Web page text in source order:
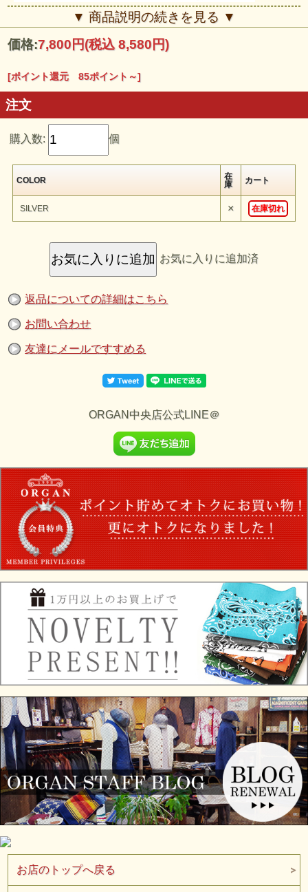
■■■ INDIAN JEWELRY ■■■
1800年代半ば、スペイン人はインディアンに金属 製の 道具を与えメ
キシコ人の銀職人は『ナバホ族』に銀細工の技法を伝授しました。そ
の後『ズニ族』『ホピ族』その他の種族へと 伝えれたとされていま
す。その中で種族により色々な技法でアクセサリーが作られる様にな
アメリカ南西部（サウスウエスト）のアリゾナ州やニューメキシコ州
に保有地を持ち、19の部族に分かれて生活しているプエブロによっ
Valencia』の ご紹介で す。
ネイティブアメリカンには友好の印に羽根を贈るという風習があった
ことから、フェザーモチーフには友情や平和という意味が込められて
イーグルフェザーは羽根を羽ばたかせて飛び立つ様から飛躍を意味す
るともいわれており、インディアンにとって、太陽にもっとも近い場
所にいる者であり、自 分たちと神を結ぶメッセンジャーであると考
えてられています。
ッキと違い、長期間使用してもメッキのように剥げる心配が殆どあり
Sterling Silver （※スターリングシルバー ＝ 銀の含有率が92.5パー
セント以上である純銀を表します）
チェーン ※付属しません(ペンダントトップのみの販売となりま
▼ 商品説明の続きを見る ▼
価格:7,800円(税込 8,580円)
[ポイント還元 85ポイント～]
注文
購入数: 個
COLOR
在
庫
カート
SILVER × 在庫切れ
お気に入りに追加済
返品についての詳細はこちら
お問い合わせ
友達にメールですすめる
ORGAN中央店公式LINE＠
お店のトップへ戻る